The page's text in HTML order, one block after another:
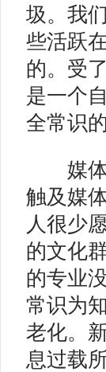
圾。我
些活跃
的。受
是一个
全常识
媒体
触及媒
人很少
的文化
的专业
常识为
老化。
息过载所